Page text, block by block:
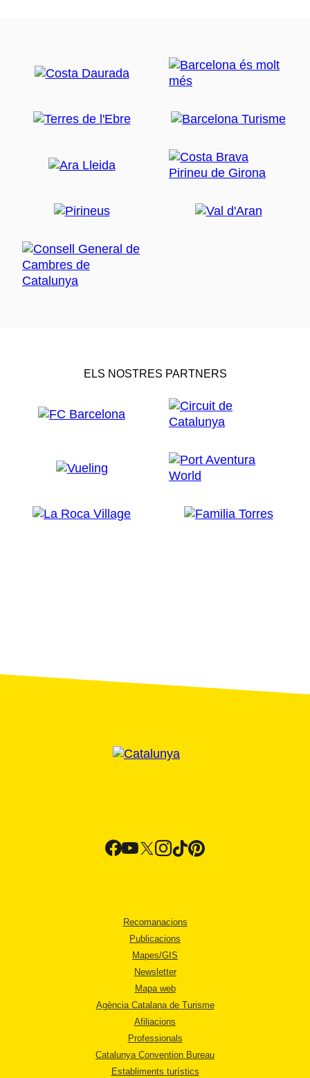
ELS NOSTRES PARTNERS
Recomanacions
Publicacions
Mapes/GIS
Newsletter
Mapa web
Agència Catalana de Turisme
Afiliacions
Professionals
Catalunya Convention Bureau
Establiments turístics